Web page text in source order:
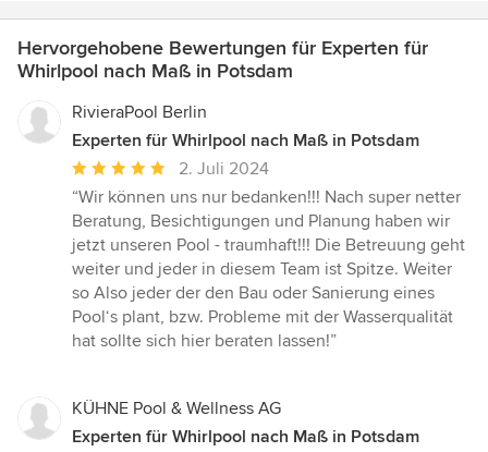
Hervorgehobene Bewertungen für Experten für
Whirlpool nach Maß in Potsdam
RivieraPool Berlin
Experten für Whirlpool nach Maß in Potsdam
Durchschnittliche
Bewertung:
5
von
5
Sternen
2. Juli 2024
“Wir können uns nur bedanken!!! Nach super netter
Beratung, Besichtigungen und Planung haben wir
jetzt unseren Pool - traumhaft!!! Die Betreuung geht
weiter und jeder in diesem Team ist Spitze. Weiter
so Also jeder der den Bau oder Sanierung eines
Pool‘s plant, bzw. Probleme mit der Wasserqualität
hat sollte sich hier beraten lassen!”
KÜHNE Pool & Wellness AG
Experten für Whirlpool nach Maß in Potsdam